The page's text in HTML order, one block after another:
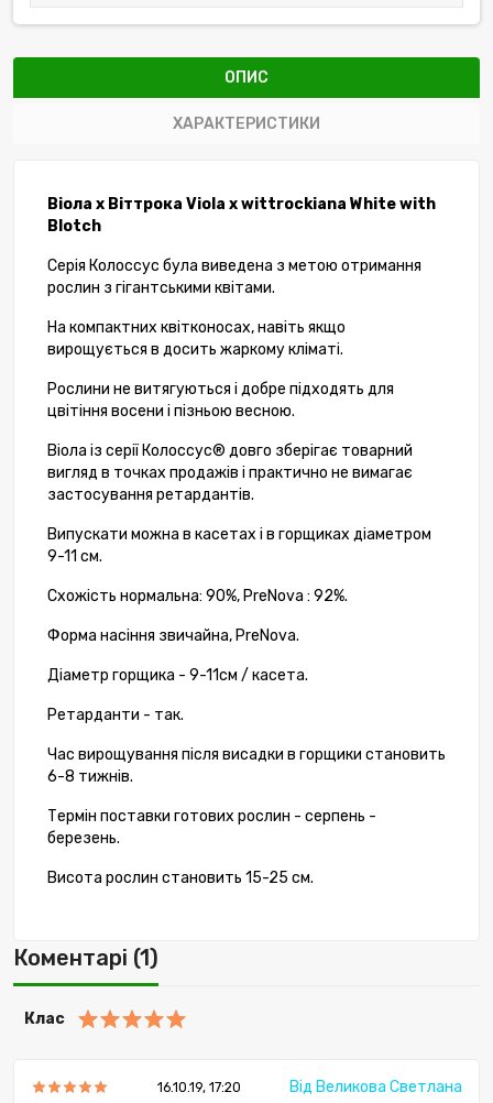
ОПИС
ХАРАКТЕРИСТИКИ
Віола x Віттрока Viola xwittrockiana White with
Blotch
Серія Колоссус була виведена з метою отримання
рослин з гігантськими квітами.
На компактних квітконосах, навіть якщо
вирощується в досить жаркому кліматі.
Рослини не витягуються і добре підходять для
цвітіння восени і пізньою весною.
Віола із серії Колоссус® довго зберігає товарний
вигляд в точках продажів і практично не вимагає
застосування ретардантів.
Випускати можна в касетах і в горщиках діаметром
9-11 см.
Схожість нормальна: 90%, PreNova : 92%.
Форма насіння звичайна, PreNova.
Діаметр горщика - 9-11см / касета.
Ретарданти - так.
Час вирощування після висадки в горщики становить
6-8 тижнів.
Термін поставки готових рослин - серпень -
березень.
Висота рослин становить 15-25 см.
Коментарі (1)
Клас
16.10.19, 17:20 Від Великова Светлана